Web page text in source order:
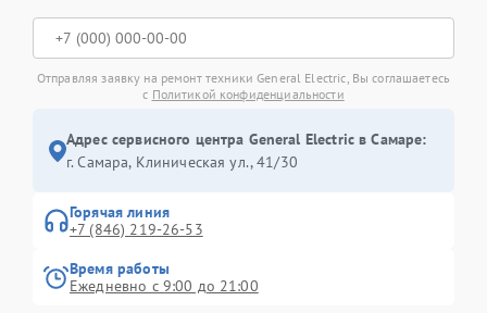
Отправляя заявку на ремонт техники General Electric, Вы соглашаетесь
с Политикой конфиденциальности
Адрес сервисного центра General Electric в Самаре:
г. Самара, Клиническая ул., 41/30
Горячая линия
+7 (846) 219-26-53
Время работы
Ежедневно с 9:00 до 21:00